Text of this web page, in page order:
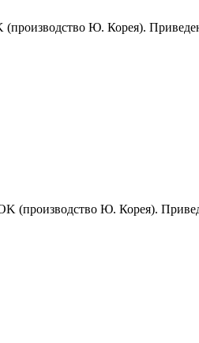
Ю. Корея).
(производство Ю. Корея).